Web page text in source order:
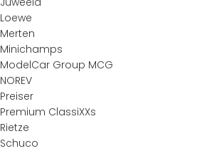
Loewe
Merten
Minichamps
ModelCar Group MCG
NOREV
Preiser
Premium ClassiXXs
Rietze
Schuco